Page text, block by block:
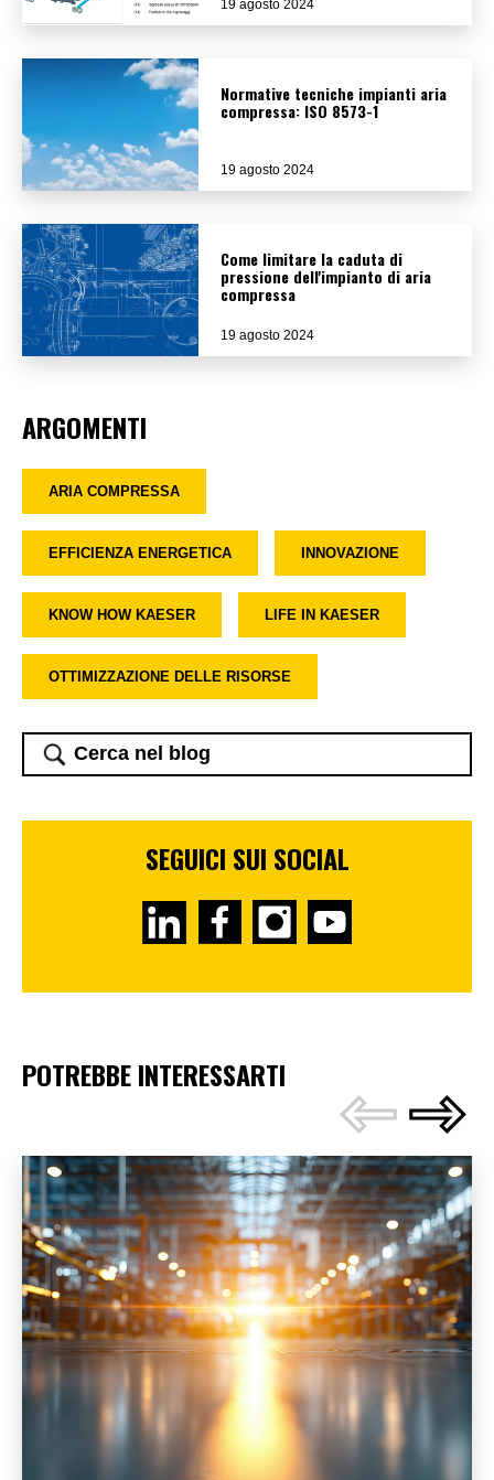
19 agosto 2024
Normative tecniche impianti aria
compressa: ISO 8573-1
19 agosto 2024
Come limitare la caduta di
pressione dell'impianto di aria
compressa
19 agosto 2024
ARGOMENTI
ARIA COMPRESSA
EFFICIENZA ENERGETICA INNOVAZIONE
KNOW HOW KAESER LIFE IN KAESER
OTTIMIZZAZIONE DELLE RISORSE
SEGUICI SUI SOCIAL
POTREBBE INTERESSARTI